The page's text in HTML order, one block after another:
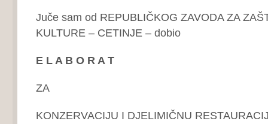
Juče sam od REPUBLIČKOG ZAVODA ZA
KULTURE – CETINJE – dobio
E L A B O R A T
ZA
KONZERVACIJU I DJELIMIČNU